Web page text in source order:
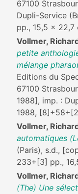
67100
Dupli-Service
pp., 15,5 x 22,7
Vollmer,
petite
mélange
Editions du
67100
1988], imp. :
1988,
Vollmer,
automatiques
(Paris), s.d.,
233+[3] pp.,
Vollmer,
(The) Une